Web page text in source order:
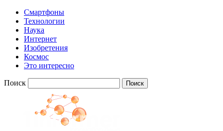
Смартфоны
Технологии
Наука
Интернет
Изобретения
Космос
Это интересно
Поиск